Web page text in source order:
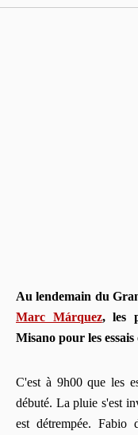
Au lendemain du
Marc Márquez, les
Misano pour les
C'est à 9h00 que les
débuté. La pluie s'est
est détrempée.